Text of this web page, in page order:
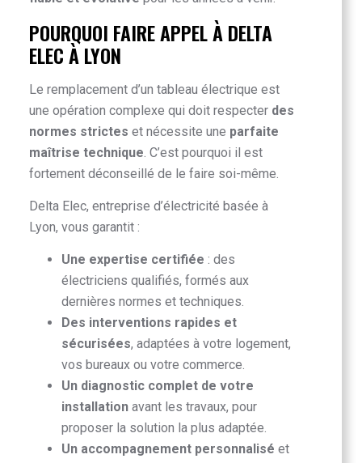
POURQUOI FAIRE APPEL À DELTA
ELEC À LYON
Le remplacement d’un tableau électrique est
une opération complexe qui doit respecter des
normes strictes et nécessite une parfaite
maîtrise technique . C’est pourquoi il est
fortement déconseillé de le faire soi-même.
Delta Elec, entreprise d’électricité basée à
Lyon, vous garantit :
Une expertise certifiée : des
électriciens qualifiés, formés aux
dernières normes et techniques.
Des interventions rapides et
sécurisées, adaptées à votre logement,
vos bureaux ou votre commerce.
Un diagnostic complet de votre
installation avant les travaux, pour
proposer la solution la plus adaptée.
Un accompagnement personnalisé et